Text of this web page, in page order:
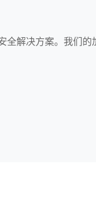
解决方案。我们